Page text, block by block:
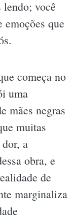
lendo; você
que
começa no
uma
mães negras
muitas
a
obra, e
de
marginaliza